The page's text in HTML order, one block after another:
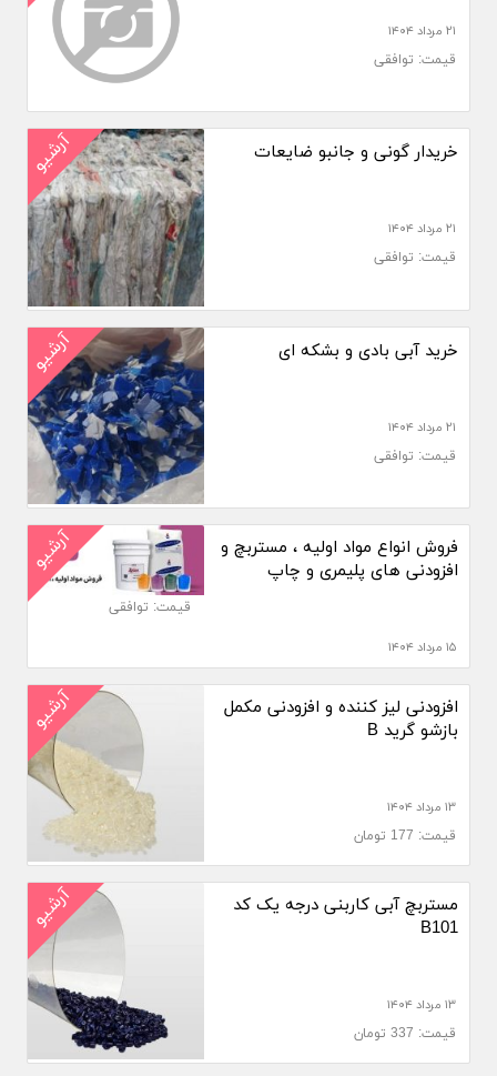
۲۱ مرداد ۱۴۰۴
قیمت: توافقی
آرشیو خریدار گونی و جانبو ضایعات
۲۱ مرداد ۱۴۰۴
قیمت: توافقی
آرشیو خرید آبی بادی و بشکه ای
۲۱ مرداد ۱۴۰۴
قیمت: توافقی
آرشیو
فروش انواع مواد اولیه ، مستربچ و
افزودنی های پلیمری و چاپ
۱۵ مرداد ۱۴۰۴
قیمت: توافقی
آرشیو
افزودنی لیز کننده و افزودنی مکمل
بازشو گرید B
۱۳ مرداد ۱۴۰۴
قیمت: 177 تومان
آرشیو
مستربچ آبی کاربنی درجه یک کد
B101
۱۳ مرداد ۱۴۰۴
قیمت: 337 تومان